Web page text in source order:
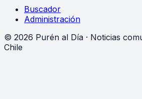
Buscador
Administración
© 2026 Purén al Día · Noticias
Chile